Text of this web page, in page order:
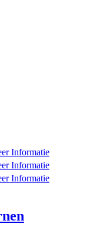
Informatie
Informatie
Informatie